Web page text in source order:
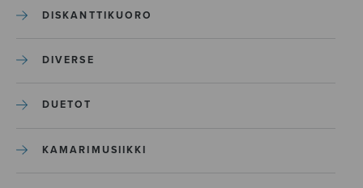
DISKANTTIKUORO
DIVERSE
DUETOT
KAMARIMUSIIKKI